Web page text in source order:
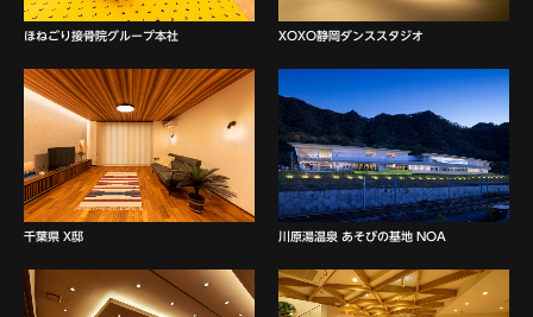
ほねごり接骨院グループ本社 XOXO静岡ダンススタジオ
千葉県 X邸 川原湯温泉 あそびの基地 NOA